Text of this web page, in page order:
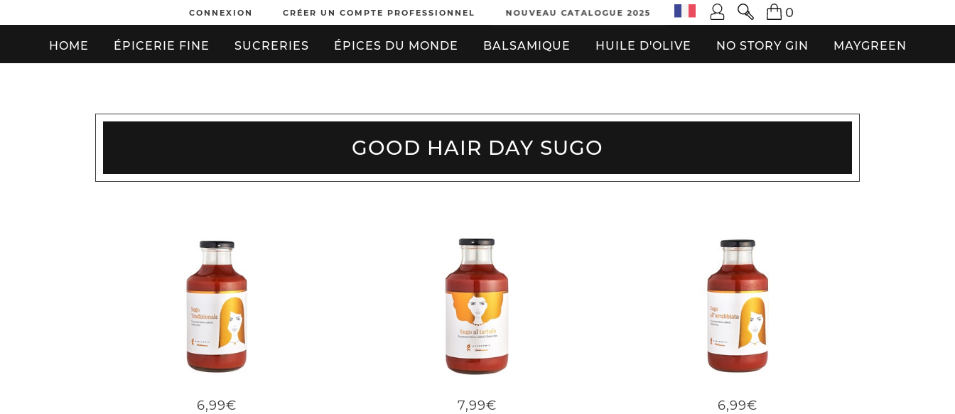
CONNEXION CRÉER UN COMPTE PROFESSIONNEL NOUVEAU CATALOGUE 2025 0
HOME ÉPICERIE FINE SUCRERIES ÉPICES DU MONDE BALSAMIQUE HUILE D'OLIVE NO STORY GIN MAYGREEN
GOOD HAIR DAY SUGO
6,99€ 7,99€ 6,99€